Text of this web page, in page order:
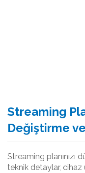
Streaming
Değiştirme
Streaming planınızı
teknik detaylar,